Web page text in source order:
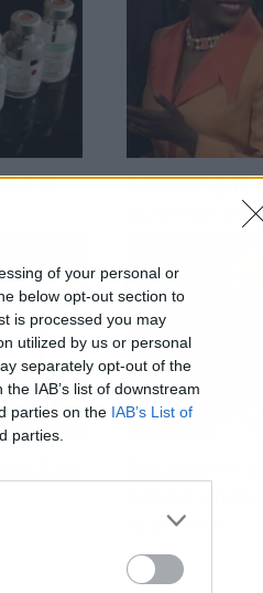
of your personal or
below opt-out section to
is processed you may
utilized by us or personal
separately opt-out of the
IAB’s list of downstream
parties on the IAB’s List of
parties.
se
Actores que
pusieron
Decisiones
Letizia y
la corona
Cargar más